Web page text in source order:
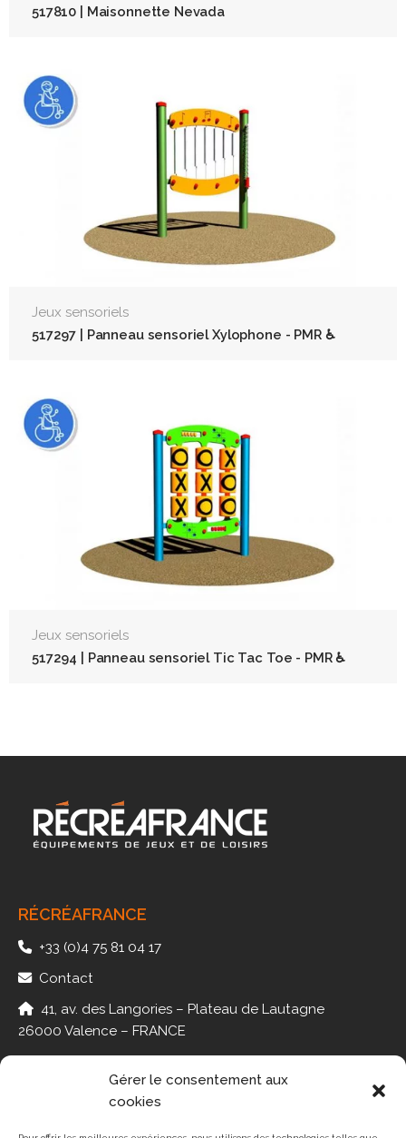
Gérer le consentement aux
cookies
517810 | Maisonnette Nevada
Jeux sensoriels
517297 | Panneau sensoriel Xylophone - PMR ♿
Jeux sensoriels
517294 | Panneau sensoriel Tic Tac Toe - PMR ♿
RÉCRÉAFRANCE
+33 (0)4 75 81 04 17
Contact
41, av. des Langories – Plateau de Lautagne
26000 Valence – FRANCE
JEUX